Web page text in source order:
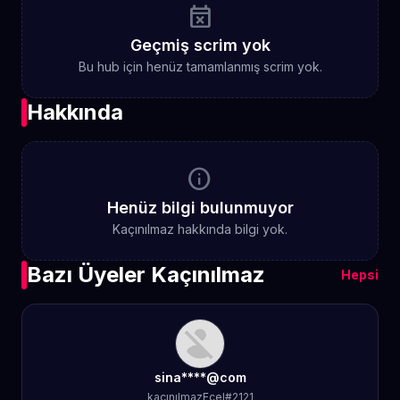
event_busy
Geçmiş scrim yok
Bu hub için henüz tamamlanmış scrim yok.
Hakkında
info
Henüz bilgi bulunmuyor
Kaçınılmaz hakkında bilgi yok.
Bazı Üyeler Kaçınılmaz Hepsi
sina****@com
kaçınılmazEcel#2121